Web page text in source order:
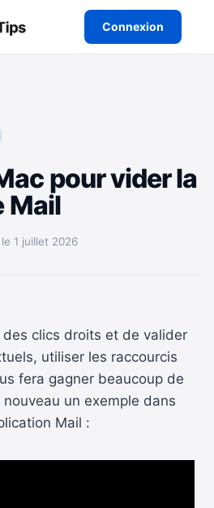
Connexion
pour vider la
Mail
1 juillet 2026
clics droits et de valider
utiliser les raccourcis
fera gagner beaucoup de
un exemple dans
Mail :